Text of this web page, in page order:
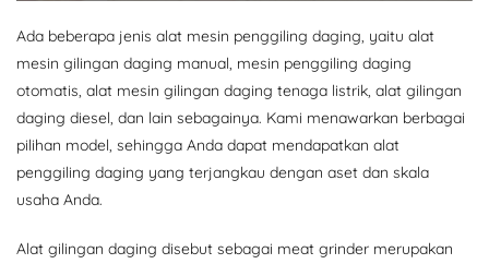
Ada beberapa jenis alat mesin penggiling daging, yaitu alat
mesin gilingan daging manual, mesin penggiling daging
otomatis, alat mesin gilingan daging tenaga listrik, alat gilingan
daging diesel, dan lain sebagainya. Kami menawarkan berbagai
pilihan model, sehingga Anda dapat mendapatkan alat
penggiling daging yang terjangkau dengan aset dan skala
usaha Anda.
Alat gilingan daging disebut sebagai meat grinder merupakan